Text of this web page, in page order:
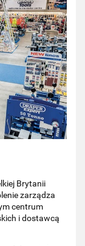
Brytanii
zarządza
centrum
i dostawcą